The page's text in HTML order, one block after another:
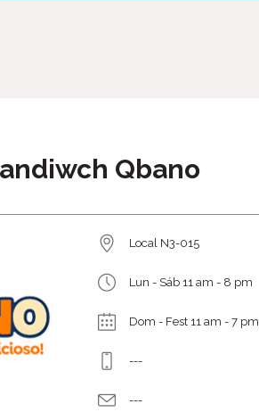
Qbano
Local N3-015
Lun - Sáb 11 am - 8 pm
Dom - Fest 11 am - 7 pm
---
---